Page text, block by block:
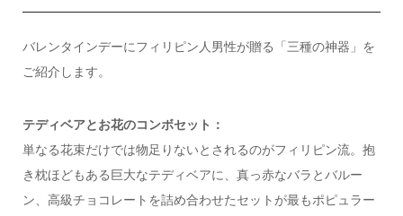
バレンタインデーにフィリピン人男性が贈る「三種の神器」を
ご紹介します。
テディベアとお花のコンボセット：
単なる花束だけでは物足りないとされるのがフィリピン流。抱
き枕ほどもある巨大なテディベアに、真っ赤なバラとバルー
ン、高級チョコレートを詰め合わせたセットが最もポピュラー